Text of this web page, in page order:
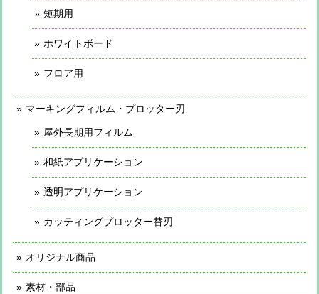
短期用
ホワイトボード
フロア用
マーキングフィルム・プロッター刃
屋外長期用フィルム
和紙アプリケーション
透明アプリケーション
カッティングプロッター替刃
オリジナル商品
素材・部品